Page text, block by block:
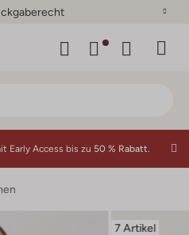
Early Access bis zu 50 % Rabatt.
7 Artikel